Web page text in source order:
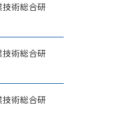
術総合研
術総合研
術総合研